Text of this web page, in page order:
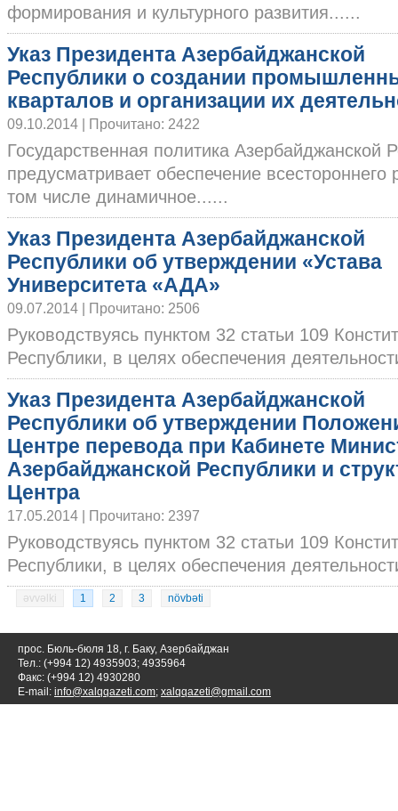
формирования и культурного развития......
Указ Президента Азербайджанской
Республики о создании
кварталов и организации их
09.10.2014 | Прочитано: 2422
Государственная политика Азербайджанской
предусматривает обеспечение всестороннего
том числе динамичное......
Указ Президента Азербайджанской
Республики об утверждении «Устава
Университета «АДА»
09.07.2014 | Прочитано: 2506
Руководствуясь пунктом 32 статьи 109
Республики, в целях обеспечения
Указ Президента Азербайджанской
Республики об утверждении
Центре перевода при Кабинете
Азербайджанской Республики и
Центра
17.05.2014 | Прочитано: 2397
Руководствуясь пунктом 32 статьи 109
Республики, в целях обеспечения
əvvəlki 1 2 3 növbəti
прос. Бюль-бюля 18, г. Баку, Азербайджан
Тел.: (+994 12) 4935903; 4935964
Факс: (+994 12) 4930280
E-mail: info@xalqqazeti.com; xalqqazeti@gmail.com